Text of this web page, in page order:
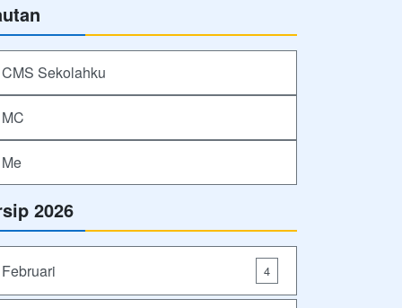
CMS Sekolahku
MC
Me
2026
Februari 4